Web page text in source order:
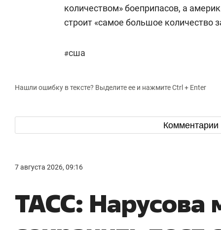
количеством» боеприпасов, а
строит «самое большое количество
#сша
Нашли ошибку в тексте? Выделите ее и нажмите Ctrl + Enter
Комментарии
7 августа 2026, 09:16
ТАСС: Нарусова